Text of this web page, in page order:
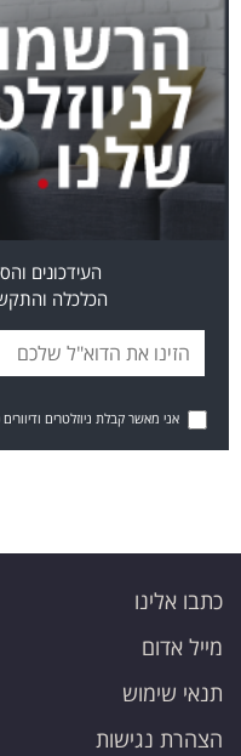
העידכונים
הכלכלה
אני מאשר קבלת ניוזלטרים
כתבו אלינו
מייל אדום
תנאי שימוש
הצהרת נגישות